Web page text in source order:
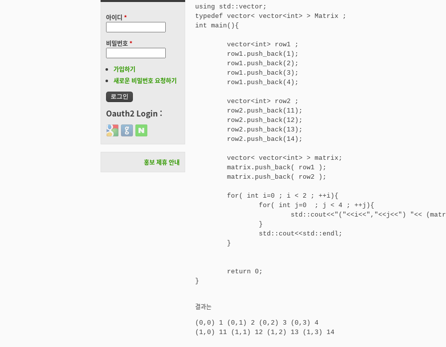
using std::vector;
typedef vector< vector<int> > Matrix ;
int main(){
}
결과는
(0,0) 1 (0,1) 2 (0,2) 3 (0,3) 4
아이디 *
비밀번호*
가입하기
새로운 비밀번호 요청하기
Oauth2 Login :
Login with Google
Login with GitHub
Login with Naver
홍보 제휴 안내